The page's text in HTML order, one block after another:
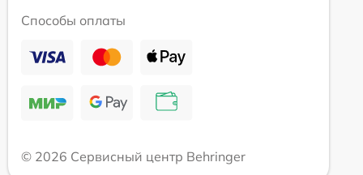
Способы оплаты
© 2026 Сервисный центр Behringer